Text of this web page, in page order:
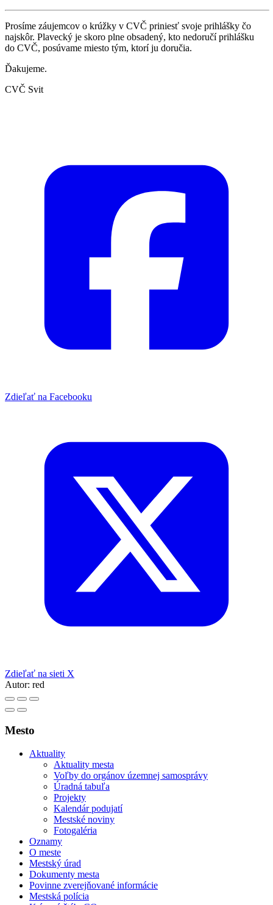
Prosíme záujemcov o krúžky v CVČ priniesť svoje prihlášky čo
najskôr. Plavecký je skoro plne obsadený, kto nedoručí prihlášku
do CVČ, posúvame miesto tým, ktorí ju doručia.
Ďakujeme.
CVČ Svit
Zdieľať na Facebooku
Zdieľať na sieti X
Autor: red
Mesto
Aktuality
Aktuality mesta
Voľby do orgánov územnej samosprávy
Úradná tabuľa
Projekty
Kalendár podujatí
Mestské noviny
Fotogaléria
Oznamy
O meste
Mestský úrad
Dokumenty mesta
Povinne zverejňované informácie
Mestská polícia